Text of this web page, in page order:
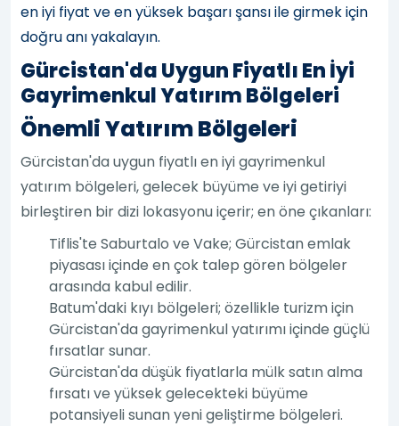
en iyi fiyat ve en yüksek başarı şansı ile girmek için
doğru anı yakalayın.
Gürcistan'da Uygun Fiyatlı En İyi
Gayrimenkul Yatırım Bölgeleri
Önemli Yatırım Bölgeleri
Gürcistan'da uygun fiyatlı en iyi gayrimenkul
yatırım bölgeleri, gelecek büyüme ve iyi getiriyi
birleştiren bir dizi lokasyonu içerir; en öne çıkanları:
Tiflis'te Saburtalo ve Vake; Gürcistan emlak
piyasası içinde en çok talep gören bölgeler
arasında kabul edilir.
Batum'daki kıyı bölgeleri; özellikle turizm için
Gürcistan'da gayrimenkul yatırımı içinde güçlü
fırsatlar sunar.
Gürcistan'da düşük fiyatlarla mülk satın alma
fırsatı ve yüksek gelecekteki büyüme
potansiyeli sunan yeni geliştirme bölgeleri.